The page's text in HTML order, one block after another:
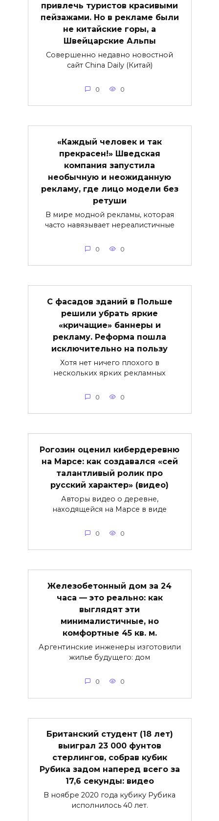
привлечь туристов красивыми
пейзажами. Но в рекламе были
не китайские горы, а
Швейцарские Альпы
Совершенно недавно новостной
сайт China Daily (Китай)
0 0
«Каждый человек и так
прекрасен!» Шведская
компания запустила
необычную и неожиданную
рекламу, где лицо модели без
ретуши
В мире модной рекламы, которая
часто навязывает нереалистичные
0 0
С фасадов зданий в Польше
решили убрать яркие
«кричащие» баннеры и
рекламу. Реформа пошла
исключительно на пользу
Хотя нет ничего плохого в
нескольких ярких рекламных
0 0
Рогозин оценил кибердеревню
на Марсе: как создавался «сей
талантливый ролик про
русский характер» (видео)
Авторы видео о деревне,
находящейся на Марсе в виде
0 0
Железобетонный дом за 24
часа — это реально: как
выглядят эти
минималистичные, но
комфортные 45 кв. м.
Аргентинские инженеры изготовили
жилье будущего: дом
0 0
Британский студент (18 лет)
выиграл 23 000 фунтов
стерлингов, собрав кубик
Рубика задом наперед всего за
17,6 секунды: видео
В ноябре 2020 года кубику Рубика
исполнилось 40 лет.